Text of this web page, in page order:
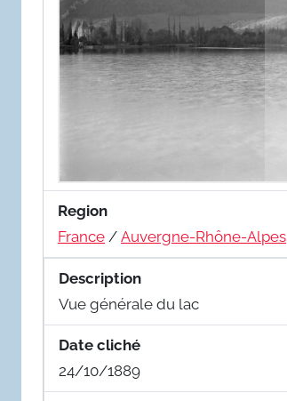
Region
France / Auvergne-Rhône-Alpes
Description
Vue générale du lac
Date cliché
24/10/1889